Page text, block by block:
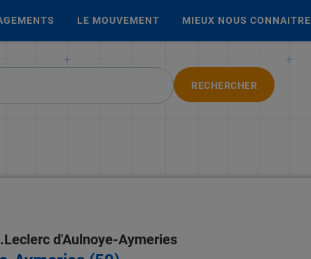
LE MOUVEMENT MIEUX NOUS CONNAITRE
RECHERCHER
d'Aulnoye-Aymeries